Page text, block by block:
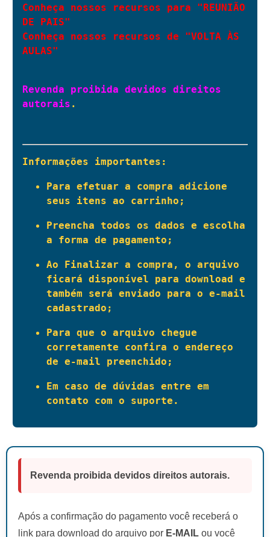
Conheça nossos recursos para "REUNIÃO
DE PAIS"
Conheça nossos recursos de "VOLTA ÀS
AULAS"
Revenda proibida devidos direitos
autorais .
Informações importantes:
Para efetuar a compra adicione
seus itens ao carrinho;
Preencha todos os dados e escolha
a forma de pagamento;
Ao Finalizar a compra, o arquivo
ficará disponível para download e
também será enviado para o e-mail
cadastrado;
Para que o arquivo chegue
corretamente confira o endereço
de e-mail preenchido;
Em caso de dúvidas entre em
contato com o suporte.
Revenda proibida devidos direitos autorais.
Após a confirmação do pagamento você receberá o
link para download do arquivo por E-MAIL ou você